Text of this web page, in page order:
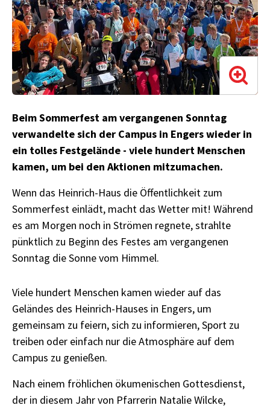
Beim Sommerfest am vergangenen Sonntag
verwandelte sich der Campus in Engers wieder in
ein tolles Festgelände - viele hundert Menschen
kamen, um bei den Aktionen mitzumachen.
Wenn das Heinrich-Haus die Öffentlichkeit zum
Sommerfest einlädt, macht das Wetter mit! Während
es am Morgen noch in Strömen regnete, strahlte
pünktlich zu Beginn des Festes am vergangenen
Sonntag die Sonne vom Himmel.
Viele hundert Menschen kamen wieder auf das
Geländes des Heinrich-Hauses in Engers, um
gemeinsam zu feiern, sich zu informieren, Sport zu
treiben oder einfach nur die Atmosphäre auf dem
Campus zu genießen.
Nach einem fröhlichen ökumenischen Gottesdienst,
der in diesem Jahr von Pfarrerin Natalie Wilcke,